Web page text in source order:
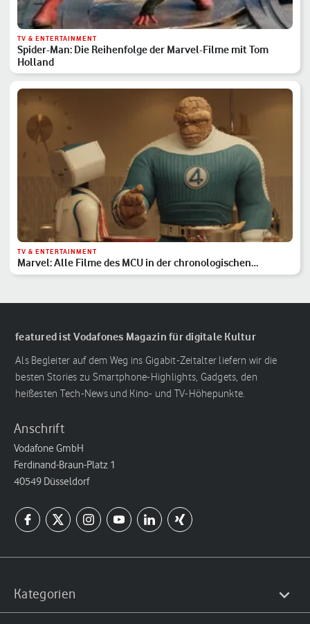
TV & ENTERTAINMENT
Spider-Man: Die Reihenfolge der Marvel-Filme mit Tom
Holland
TV & ENTERTAINMENT
Marvel: Alle Filme des MCU in der chronologischen
Reihenfolge
featured ist Vodafones Magazin für digitale Kultur
Als Begleiter auf dem Weg ins Gigabit-Zeitalter liefern wir die
besten Stories zu Smartphone-Highlights, Gadgets, den
heißesten Tech-News und Kino- und TV-Höhepunkte.
Anschrift
Vodafone GmbH
Ferdinand-Braun-Platz 1
40549 Düsseldorf
Kategorien